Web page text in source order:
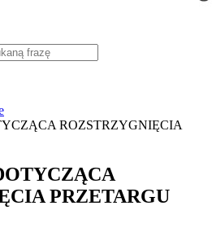
ROZSTRZYGNIĘCIA
PRZETARGU